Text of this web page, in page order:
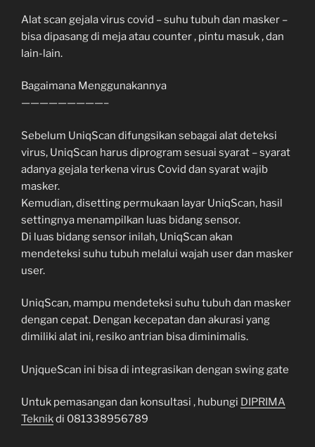
Alat scan gejala virus covid – suhu tubuh dan masker –
bisa dipasang di meja atau counter , pintu masuk , dan
lain-lain.
Bagaimana Menggunakannya
—————————–
Sebelum UniqScan difungsikan sebagai alat deteksi
virus, UniqScan harus diprogram sesuai syarat – syarat
adanya gejala terkena virus Covid dan syarat wajib
masker.
Kemudian, disetting permukaan layar UniqScan, hasil
settingnya menampilkan luas bidang sensor.
Di luas bidang sensor inilah, UniqScan akan
mendeteksi suhu tubuh melalui wajah user dan masker
user.
UniqScan, mampu mendeteksi suhu tubuh dan masker
dengan cepat. Dengan kecepatan dan akurasi yang
dimiliki alat ini, resiko antrian bisa diminimalis.
UnjqueScan ini bisa di integrasikan dengan swing gate
Untuk pemasangan dan konsultasi , hubungi DIPRIMA
Teknikdi 081338956789